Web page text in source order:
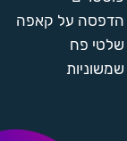
הדפסה על קאפה
שלטי פח
שמשוניות